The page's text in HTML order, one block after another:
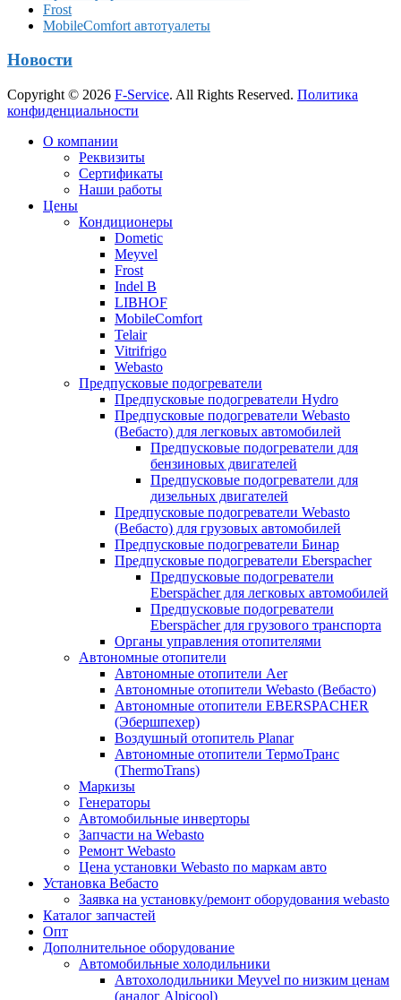
Frost
MobileComfort автотуалеты
Новости
Copyright © 2026 F-Service. All Rights Reserved. Политика
конфиденциальности
вверх
О компании
Реквизиты
Сертификаты
Наши работы
Цены
Кондиционеры
Dometic
Meyvel
Frost
Indel B
LIBHOF
MobileComfort
Telair
Vitrifrigo
Webasto
Предпусковые подогреватели
Предпусковые подогреватели Hydro
Предпусковые подогреватели Webasto
(Вебасто) для легковых автомобилей
Предпусковые подогреватели для
бензиновых двигателей
Предпусковые подогреватели для
дизельных двигателей
Предпусковые подогреватели Webasto
(Вебасто) для грузовых автомобилей
Предпусковые подогреватели Бинар
Предпусковые подогреватели Eberspacher
Предпусковые подогреватели
Eberspächer для легковых автомобилей
Предпусковые подогреватели
Eberspächer для грузового транспорта
Органы управления отопителями
Автономные отопители
Автономные отопители Аer
Автономные отопители Webasto (Вебасто)
Автономные отопители EBERSPACHER
(Эбершпехер)
Воздушный отопитель Planar
Автономные отопители ТермоТранс
(ThermoTrans)
Маркизы
Генераторы
Автомобильные инверторы
Запчасти на Webasto
Ремонт Webasto
Цена установки Webasto по маркам авто
Установка Вебасто
Заявка на установку/ремонт оборудования webasto
Каталог запчастей
Опт
Дополнительное оборудование
Автомобильные холодильники
Автохолодильники Meyvel по низким ценам
(аналог Alpicool)